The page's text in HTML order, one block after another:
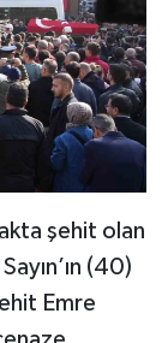
şehit olan
(40)
Emre